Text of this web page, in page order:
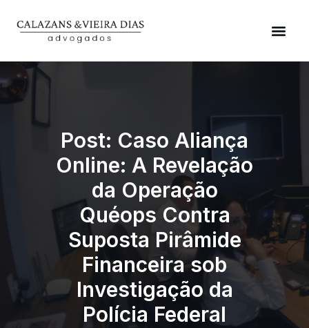
Post: Caso Aliança
Online: A Revelação
da Operação
Quéops Contra
Suposta Pirâmide
Financeira sob
Investigação da
Polícia Federal